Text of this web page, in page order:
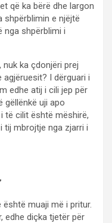
që ka bërë dhe largon
shpërblimin e njëjtë
nga shpërblimi i
nuk ka çdonjëri prej
I dërguari i
edhe atij i cili jep për
gëllënkë uji apo
të cilit është mëshirë,
tij mbrojtje nga zjarri i
muaji më i pritur.
edhe diçka tjetër për